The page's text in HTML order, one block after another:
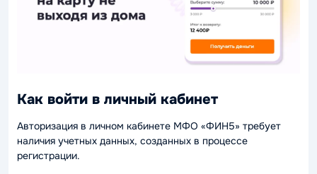
Как войти в личный кабинет
Авторизация в личном кабинете МФО «ФИН5» требует
наличия учетных данных, созданных в процессе
регистрации.